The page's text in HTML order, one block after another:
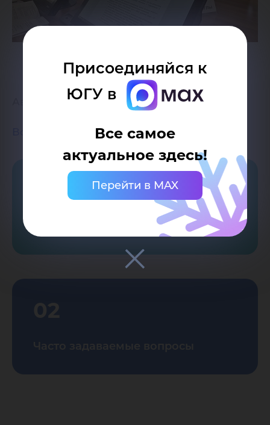
Присоединяйся к
ЮГУ в
Все самое
актуальное здесь!
Перейти в MAX
Амерджанова Д.А.
Возврат к списку